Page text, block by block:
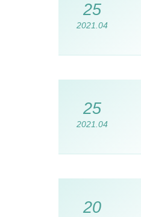
25
2021.04
25
2021.04
20